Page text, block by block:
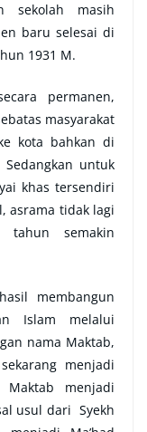
sekolah masih
baru selesai di
1931 M.
permanen,
masyarakat
kota bahkan di
untuk
khas tersendiri
asrama tidak lagi
tahun semakin
membangun
Islam melalui
nama Maktab,
menjadi
Maktab menjadi
usul dari Syekh